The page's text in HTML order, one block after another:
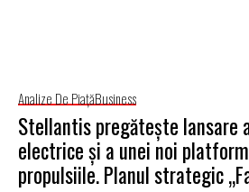
Analize De PiațăBusiness
Stellantis pregătește lansare
electrice și a unei noi
propulsiile. Planul strategic